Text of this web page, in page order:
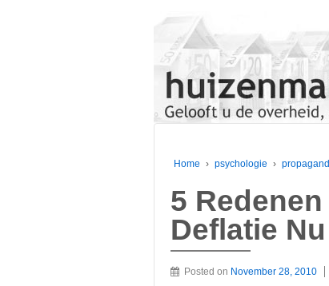
Home › psychologie ›
5
Deflatie
Posted on November 28, 2010